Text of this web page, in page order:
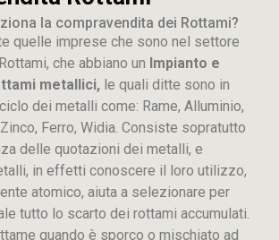
la compravendita dei Rottami?
quelle imprese che sono nel settore
che abbiano un Impianto e
metallici, le quali ditte sono in
dei metalli come: Rame, Alluminio,
Ferro, Widia. Consiste sopratutto
delle quotazioni dei metalli, e
in effetti conoscere il loro utilizzo,
atomico, aiuta a selezionare per
tutto lo scarto dei rottami accumulati.
quando è sporco o mischiato ad